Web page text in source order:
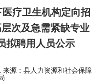
疗卫生机构定向招
次及急需紧缺专业
拟聘用人员公示
来源：县人力资源和社会保障